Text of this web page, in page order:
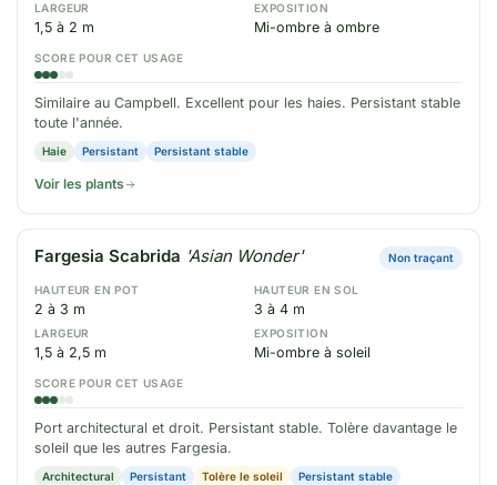
LARGEUR
1,5 à 2 m
EXPOSITION
Mi-ombre à ombre
SCORE POUR CET USAGE
Similaire au Campbell. Excellent pour les haies. Persistant stable
toute l'année.
Haie Persistant Persistant stable
Voir les plants
Fargesia Scabrida 'Asian Wonder' Non traçant
HAUTEUR EN POT
2 à 3 m
HAUTEUR EN SOL
3 à 4 m
LARGEUR
1,5 à 2,5 m
EXPOSITION
Mi-ombre à soleil
SCORE POUR CET USAGE
Port architectural et droit. Persistant stable. Tolère davantage le
soleil que les autres Fargesia.
Architectural Persistant Tolère le soleil Persistant stable